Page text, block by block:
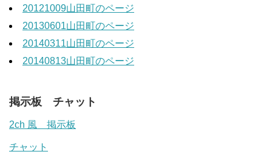
20121009山田町のページ
20130601山田町のページ
20140311山田町のページ
20140813山田町のページ
掲示板 チャット
2ch 風 掲示板
チャット